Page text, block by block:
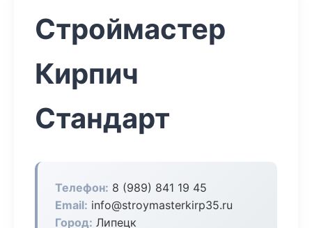
Строймастер
Кирпич
Стандарт
Телефон: 8 (989) 841 19 45
Email: info@stroymasterkirp35.ru
Город: Липецк